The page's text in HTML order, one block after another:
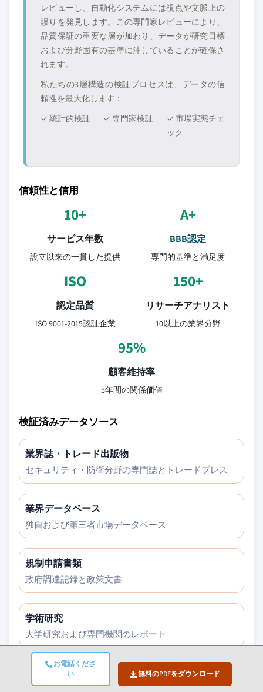
お電話くださ
い
無料のPDFをダウンロード
レビューし、自動化システムには視点や文脈上の
誤りを発見します。この専門家レビューにより、
品質保証の重要な層が加わり、データが研究目標
および分野固有の基準に沖していることが確保さ
れます。
私たちの3層構造の検証プロセスは、データの信
頼性を最大化します：
✓ 統計的検証
✓ 専門家検証
✓ 市場実態チェ
ック
信頼性と信用
10+
サービス年数
設立以来の一貫した提供
A+
BBB認定
専門的基準と満足度
ISO
認定品質
ISO 9001-2015認証企業
150+
リサーチアナリスト
10以上の業界分野
95%
顧客維持率
5年間の関係価値
検証済みデータソース
業界誌・トレード出版物
セキュリティ・防衛分野の専門誌とトレードプレス
業界データベース
独自および第三者市場データベース
規制申請書類
政府調達記録と政策文書
学術研究
大学研究および専門機関のレポート
企業レポート
年次報告書、投資家向けプレゼンテーション、届出書